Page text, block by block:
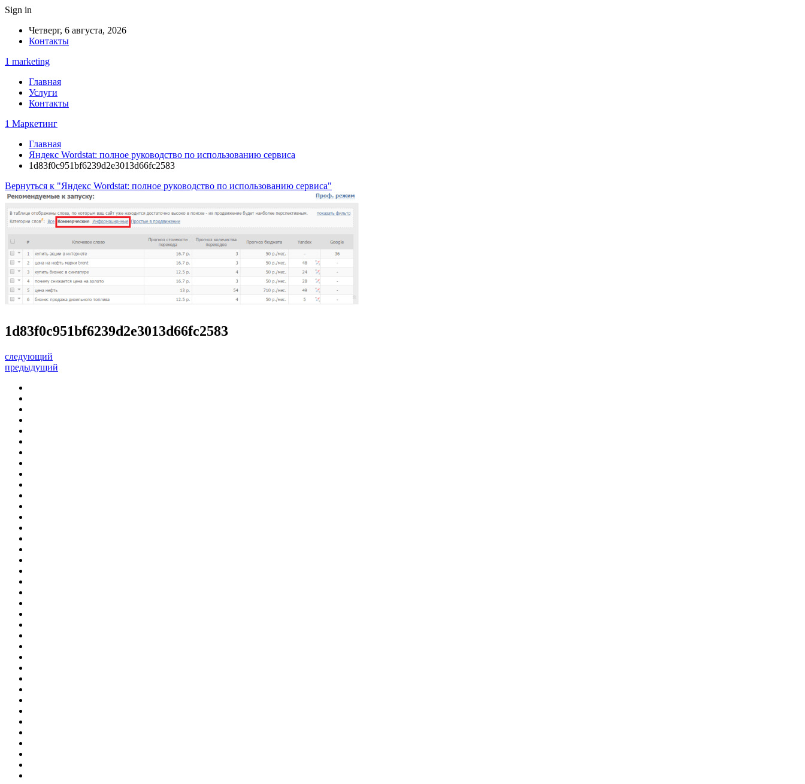
Sign in
Четверг, 6 августа, 2026
Контакты
1 marketing
Главная
Услуги
Контакты
1 Маркетинг
Главная
Яндекс Wordstat: полное руководство по использованию сервиса
1d83f0c951bf6239d2e3013d66fc2583
Вернуться к "Яндекс Wordstat: полное руководство по использованию сервиса"
1d83f0c951bf6239d2e3013d66fc2583
следующий
предыдущий